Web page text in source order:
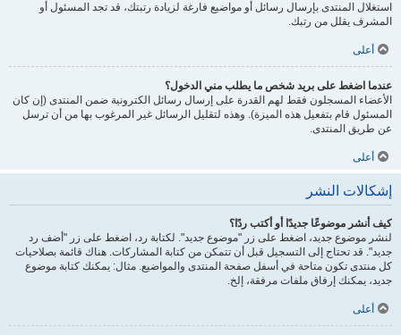
استغلال المنتدى بإرسال رسائل أو مواضيع فارغة لزيادة رتبتك، قد تجد المسئول أو
المشرف يقلل من رتبك.
أعلى
عندما اضغط على بريد شخص ما يطلب مني الدخول؟
الأعضاء المسجلون فقط لهم القدرة على إرسال رسائل الكترونية ضمن المنتدى (إن كان
المسئول قام بتفعيل هذه الميزة). وهذه لتقليل الرسائل غير المرغوب بها من أن ترسل
عن طريق المنتدى.
أعلى
إشكالات النشر
كيف أنشر موضوعًا جديدًا أو أكتب ردًا؟
لنشر موضوع جديد، اضغط على زر "موضوع جديد". لكتابة رد، اضغط على زر "أضف رد
جديد". قد تحتاج إلى التسجيل قبل أن تتمكن من كتابة المشاركات. هناك قائمة بصلاحيات
كل منتدى تكون متاحة في أسفل صفحة المنتدى والمواضيع. مثال: يمكنك كتابة موضوع
جديد، يمكنك إرفاق ملفات مرفقة، إلخ.
أعلى